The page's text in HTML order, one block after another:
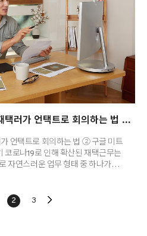
[슬기로운 재택생활] 프로 재택러가 언택트로 회의하는 법 ② 구글 미트 활용하기
언택트로 회의하는 법 ② 구글 미트
코로나19로 인해 확산된 재택근무는
자연스러운 업무 형태 중 하나가
요, 더 이상 재택근무는 일시적인
발해진 상황에서 업무 효율을 높이기
2 3